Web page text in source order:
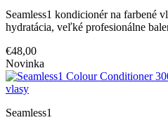
Seamless1 kondicionér na farbené
hydratácia, veľké profesionálne
€48,00
Novinka
Seamless1